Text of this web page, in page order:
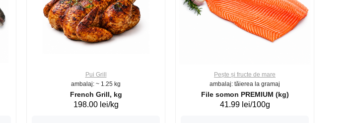
Pui Grill
ambalaj: ~ 1.25 kg
French Grill, kg
198.00 lei/kg
Pește și fructe de mare
ambalaj: tăierea la gramaj
File somon PREMIUM (kg)
41.99 lei/100g